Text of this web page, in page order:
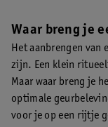
Waar breng je
Het aanbrengen van
zijn. Een klein
Maar waar breng je
optimale
voor je op een rijtje